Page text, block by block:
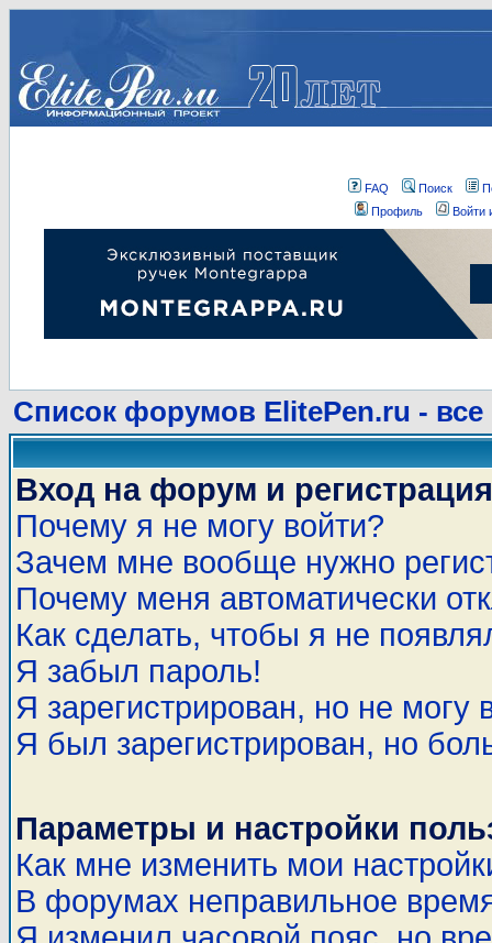
FAQ Поиск
Профиль
Войти
Список форумов ElitePen.ru - все
Вход на форум и регистрация
Почему я не могу войти?
Зачем мне вообще нужно
Почему меня автоматически
Как сделать, чтобы я не
Я забыл пароль!
Я зарегистрирован, но не могу
Я был зарегистрирован, но
Параметры и настройки
Как мне изменить мои
В форумах неправильное